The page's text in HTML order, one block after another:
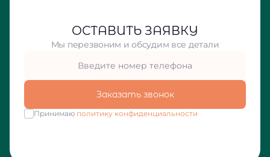
ОСТАВИТЬ ЗАЯВКУ
Мы перезвоним и обсудим все детали
Заказать звонок
Принимаю политику конфиденциальности